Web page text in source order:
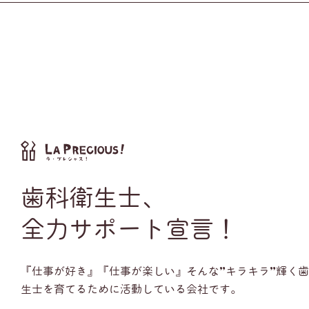
歯科衛生士、
全力サポート宣言！
『仕事が好き』『仕事が楽しい』そんな”キラキラ”輝く
生士を育てるために活動している会社です。